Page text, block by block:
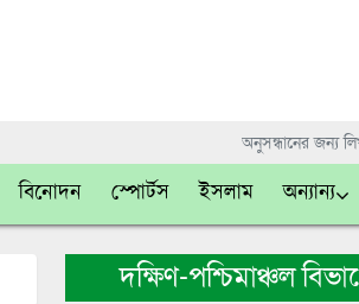
বিনোদন স্পোর্টস ইসলাম অন্যান্য
দক্ষিণ-পশ্চিমাঞ্চল